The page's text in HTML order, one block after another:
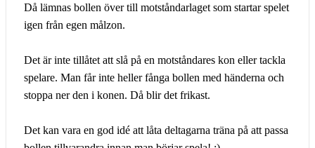
Då lämnas bollen över till motståndarlaget som startar spelet
igen från egen målzon.
Det är inte tillåtet att slå på en motståndares kon eller tackla
spelare. Man får inte heller fånga bollen med händerna och
stoppa ner den i konen. Då blir det frikast.
Det kan vara en god idé att låta deltagarna träna på att passa